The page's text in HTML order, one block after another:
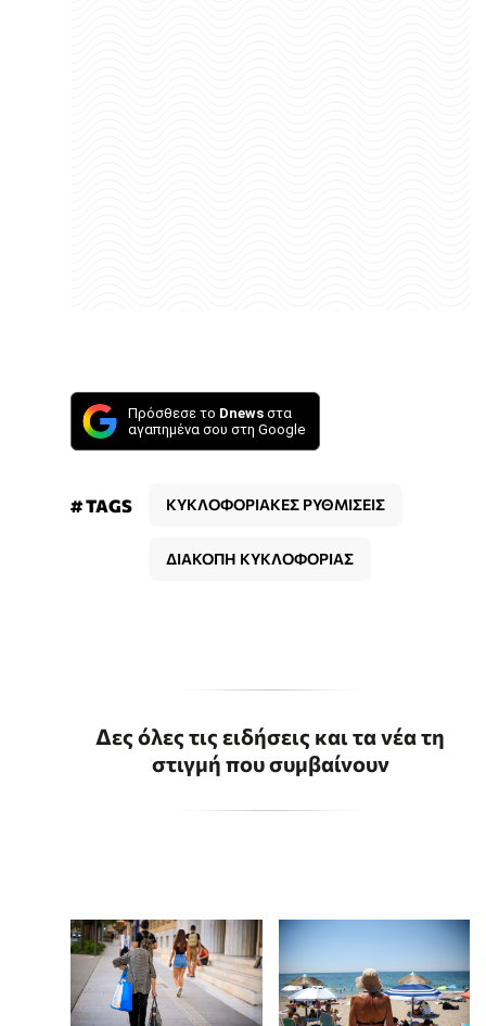
Πρόσθεσε το Dnews στα
αγαπημένα σου στη Google
# TAGS ΚΥΚΛΟΦΟΡΙΑΚΕΣ ΡΥΘΜΙΣΕΙΣ
ΔΙΑΚΟΠΗ ΚΥΚΛΟΦΟΡΙΑΣ
Δες όλες τις ειδήσεις και τα νέα τη
στιγμή που συμβαίνουν